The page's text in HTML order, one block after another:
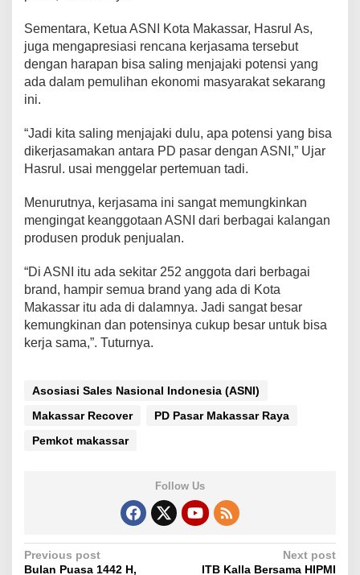
a
i
o
n
n
d
o
e
s
i
a
Sementara, Ketua ASNI Kota Makassar, Hasrul As,
juga mengapresiasi rencana kerjasama tersebut
dengan harapan bisa saling menjajaki potensi yang
ada dalam pemulihan ekonomi masyarakat sekarang
ini.
“Jadi kita saling menjajaki dulu, apa potensi yang bisa
dikerjasamakan antara PD pasar dengan ASNI,” Ujar
Hasrul. usai menggelar pertemuan tadi.
Menurutnya, kerjasama ini sangat memungkinkan
mengingat keanggotaan ASNI dari berbagai kalangan
produsen produk penjualan.
“Di ASNI itu ada sekitar 252 anggota dari berbagai
brand, hampir semua brand yang ada di Kota
Makassar itu ada di dalamnya. Jadi sangat besar
kemungkinan dan potensinya cukup besar untuk bisa
kerja sama,”. Tuturnya.
Asosiasi Sales Nasional Indonesia (ASNI)
Makassar Recover
PD Pasar Makassar Raya
Pemkot makassar
Follow Us
P
Previous post
Bulan Puasa 1442 H,
Next post
ITB Kalla Bersama HIPMI